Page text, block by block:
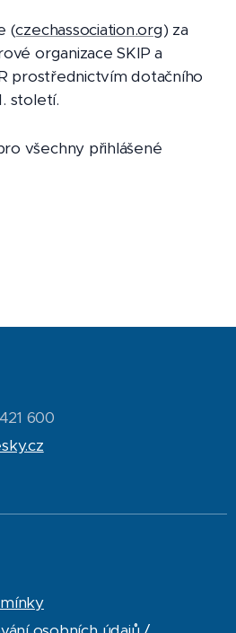
(czechassociation.org) za
organizace SKIP a
prostřednictvím dotačního
století.
všechny přihlášené
600